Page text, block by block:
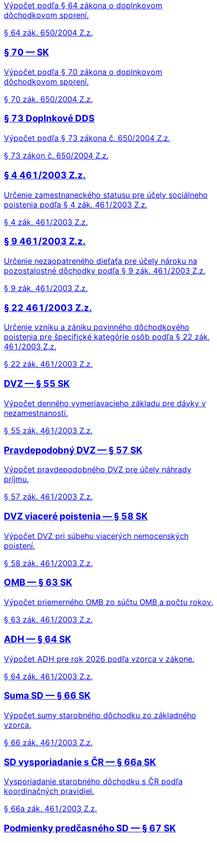
Výpočet podľa § 64 zákona o doplnkovom
dôchodkovom sporení.
§ 64 zák. 650/2004 Z.z.
§ 70 — SK
Výpočet podľa § 70 zákona o doplnkovom
dôchodkovom sporení.
§ 70 zák. 650/2004 Z.z.
§ 73 Doplnkové DDS
Výpočet podľa § 73 zákona č. 650/2004 Z.z.
§ 73 zákon č. 650/2004 Z.z.
§ 4 461/2003 Z.z.
Určenie zamestnaneckého statusu pre účely sociálneho
poistenia podľa § 4 zák. 461/2003 Z.z.
§ 4 zák. 461/2003 Z.z.
§ 9 461/2003 Z.z.
Určenie nezaopatreného dieťaťa pre účely nároku na
pozostalostné dôchodky podľa § 9 zák. 461/2003 Z.z.
§ 9 zák. 461/2003 Z.z.
§ 22 461/2003 Z.z.
Určenie vzniku a zániku povinného dôchodkového
poistenia pre špecifické kategórie osôb podľa § 22 zák.
461/2003 Z.z.
§ 22 zák. 461/2003 Z.z.
DVZ — § 55 SK
Výpočet denného vymeriavacieho základu pre dávky v
nezamestnanosti.
§ 55 zák. 461/2003 Z.z.
Pravdepodobný DVZ — § 57 SK
Výpočet pravdepodobného DVZ pre účely náhrady
príjmu.
§ 57 zák. 461/2003 Z.z.
DVZ viaceré poistenia — § 58 SK
Výpočet DVZ pri súbehu viacerých nemocenských
poistení.
§ 58 zák. 461/2003 Z.z.
OMB — § 63 SK
Výpočet priemerného OMB zo súčtu OMB a počtu rokov.
§ 63 zák. 461/2003 Z.z.
ADH — § 64 SK
Výpočet ADH pre rok 2026 podľa vzorca v zákone.
§ 64 zák. 461/2003 Z.z.
Suma SD — § 66 SK
Výpočet sumy starobného dôchodku zo základného
vzorca.
§ 66 zák. 461/2003 Z.z.
SD vysporiadanie s ČR — § 66a SK
Vysporiadanie starobného dôchodku s ČR podľa
koordinačných pravidiel.
§ 66a zák. 461/2003 Z.z.
Podmienky predčasného SD — § 67 SK